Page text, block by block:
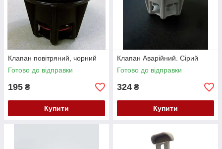
Клапан повітряний, чорний
Готово до відправки
195 ₴
Купити
Клапан Аварійний. Сірий
Готово до відправки
324 ₴
Купити